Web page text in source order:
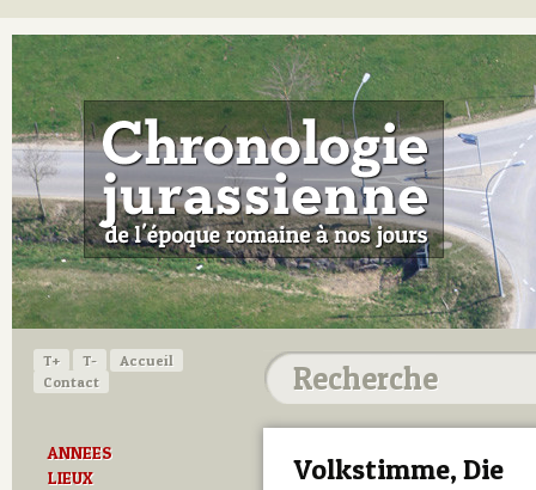
T+ T-
Accueil
Contact
ANNEES
LIEUX
Volkstimme, Die